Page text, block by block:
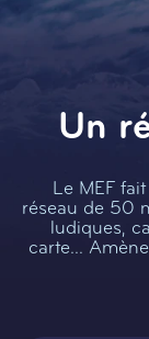
Un
Le MEF
réseau de 50
ludiques,
carte…